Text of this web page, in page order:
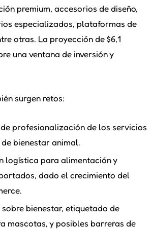
premium, accesorios de diseño,
especializados, plataformas de
otras. La proyección de $6,1
una ventana de inversión y
surgen retos:
profesionalización de los servicios
bienestar animal.
logística para alimentación y
dado el crecimiento del
bienestar, etiquetado de
mascotas, y posibles barreras de